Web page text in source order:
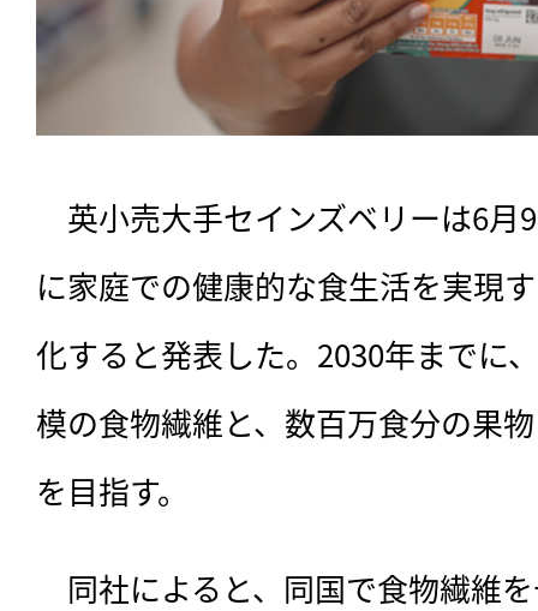
英小売大手セインズベリーは6月
に家庭での健康的な食生活を実現
化すると発表した。2030年までに
模の食物繊維と、数百万食分の果
を目指す。
同社によると、同国で食物繊維